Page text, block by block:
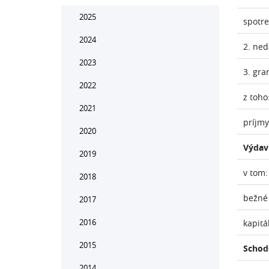
2.
3.
z
v tom:
2025
2024
2023
2022
2021
2020
2019
2018
2017
2016
2015